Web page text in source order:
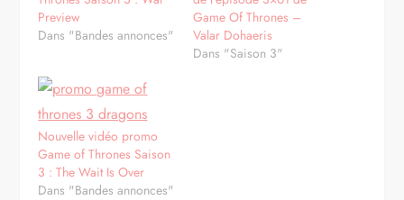
Preview
Dans "Bandes annonces"
Game Of Thrones –
Valar Dohaeris
Dans "Saison 3"
Nouvelle vidéo promo
Game of Thrones Saison
3 : The Wait Is Over
Dans "Bandes annonces"